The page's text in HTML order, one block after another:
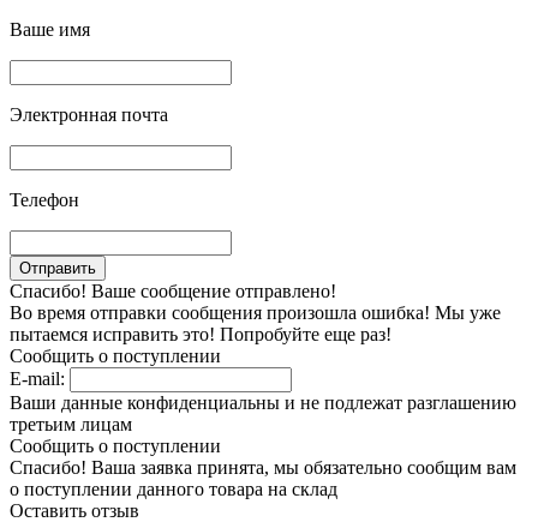
Ваше имя
Электронная почта
Телефон
Спасибо! Ваше сообщение отправлено!
Во время отправки сообщения произошла ошибка! Мы уже
пытаемся исправить это! Попробуйте еще раз!
Сообщить о поступлении
E-mail:
Ваши данные конфиденциальны и не подлежат разглашению
третьим лицам
Сообщить о поступлении
Спасибо! Ваша заявка принята, мы обязательно сообщим вам
о поступлении данного товара на склад
Оставить отзыв